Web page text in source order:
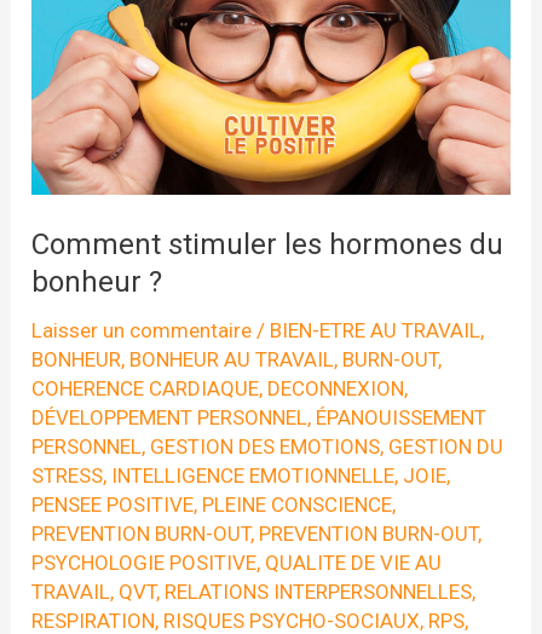
Comment stimuler les hormones du
bonheur ?
Laisser un commentaire / BIEN-ETRE AU TRAVAIL,
BONHEUR, BONHEUR AU TRAVAIL, BURN-OUT,
COHERENCE CARDIAQUE, DECONNEXION,
DÉVELOPPEMENT PERSONNEL, ÉPANOUISSEMENT
PERSONNEL, GESTION DES EMOTIONS, GESTION DU
STRESS, INTELLIGENCE EMOTIONNELLE, JOIE,
PENSEE POSITIVE, PLEINE CONSCIENCE,
PREVENTION BURN-OUT, PREVENTION BURN-OUT,
PSYCHOLOGIE POSITIVE, QUALITE DE VIE AU
TRAVAIL, QVT, RELATIONS INTERPERSONNELLES,
RESPIRATION, RISQUES PSYCHO-SOCIAUX, RPS,